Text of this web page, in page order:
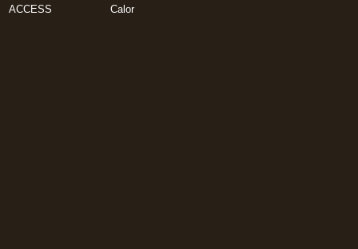
ACCESS
Calor